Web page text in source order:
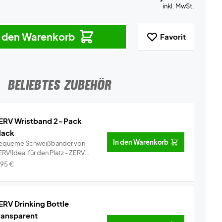
inkl. MwSt.
den Warenkorb Favorit
BELIEBTES ZUBEHÖR
Wristband 2-Pack
Schweißbänder von
für den Platz - ZERV
€
In den Warenkorb
Drinking Bottle